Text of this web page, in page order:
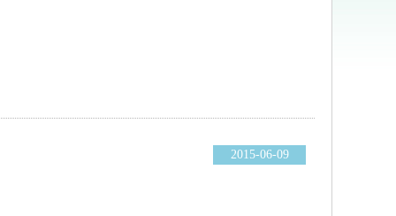
2015-06-09